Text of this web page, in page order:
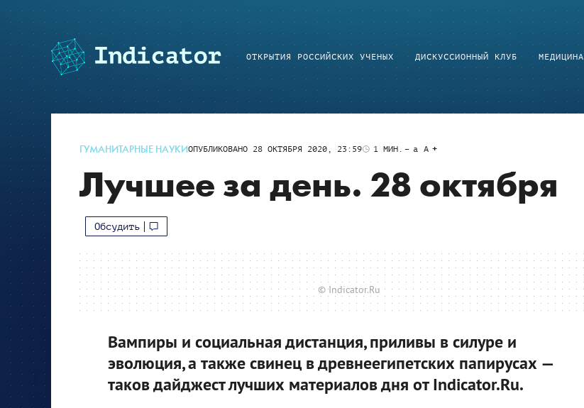
ОТКРЫТИЯ РОССИЙСКИХ УЧЕНЫХ ДИСКУССИОННЫЙ КЛУБ МЕДИЦИНА
ГУМАНИТАРНЫЕ НАУКИОПУБЛИКОВАНО 28 ОКТЯБРЯ 2020, 23:59 1 МИН. a A
Лучшее за день. 28 октября
Обсудить
© Indicator.Ru
Вампиры и социальная дистанция, приливы в силуре и
эволюция, а также свинец в древнеегипетских папирусах —
таков дайджест лучших материалов дня от Indicator.Ru.